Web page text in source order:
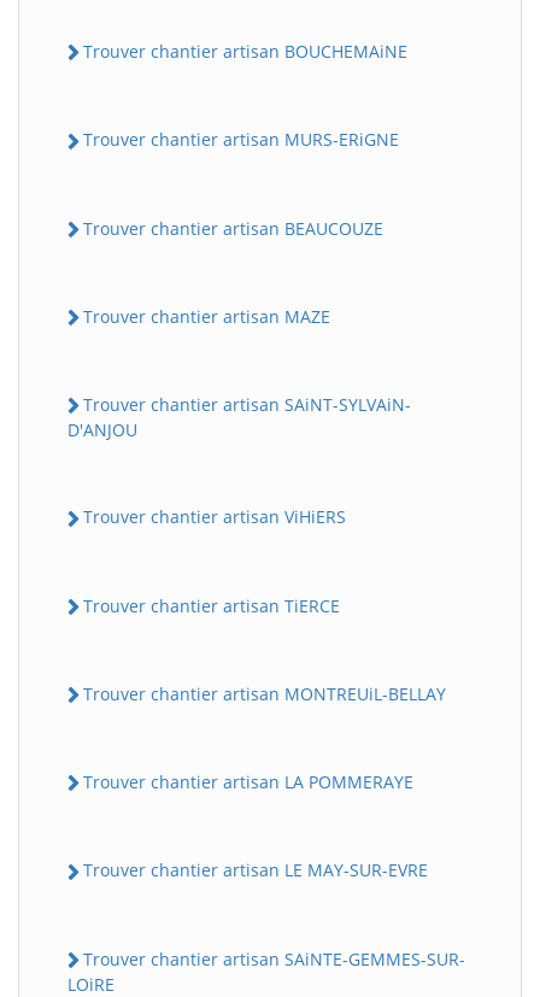
Trouver chantier artisan BOUCHEMAiNE
Trouver chantier artisan MURS-ERiGNE
Trouver chantier artisan BEAUCOUZE
Trouver chantier artisan MAZE
Trouver chantier artisan SAiNT-SYLVAiN-
D'ANJOU
Trouver chantier artisan ViHiERS
Trouver chantier artisan TiERCE
Trouver chantier artisan MONTREUiL-BELLAY
Trouver chantier artisan LA POMMERAYE
Trouver chantier artisan LE MAY-SUR-EVRE
Trouver chantier artisan SAiNTE-GEMMES-SUR-
LOiRE